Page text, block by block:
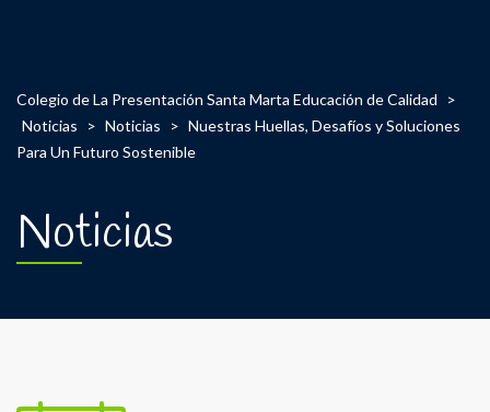
Colegio de La Presentación Santa Marta Educación de Calidad
>
Noticias
> Noticias > Nuestras Huellas, Desafíos y Soluciones
Para Un Futuro Sostenible
Noticias